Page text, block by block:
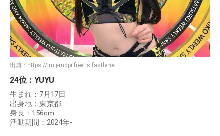
出典： https://img-mdpr.freetls.fastly.net
24位：YUYU
生まれ：7月17日
出身地：東京都
身長：156cm
活動期間：2024年-